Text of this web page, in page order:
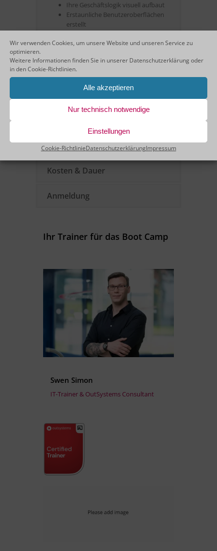
Wir verwenden Cookies, um unsere Website und unseren Service zu
optimieren.
Weitere Informationen finden Sie in unserer Datenschutzerklärungoder
in denCookie-Richtlinien.
Alle akzeptieren
Nur technisch notwendige
Einstellungen
Cookie-RichtlinieDatenschutzerklärungImpressum
Ihre Geschäftslogik visuell aufbaut
Erstaunliche Benutzeroberflächen
erstellt
effizient verwaltet
Jetzt anmelden
Zielgruppe
Kosten & Dauer
Anmeldung
Ihr Trainer für das Boot Camp
Swen Simon
IT-Trainer & OutSystems Consultant